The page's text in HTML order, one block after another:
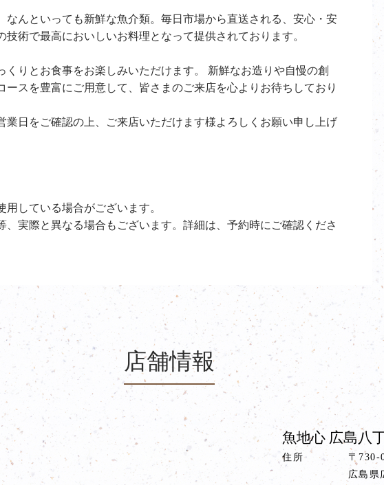
なんといっても新鮮な魚介類。毎日市場から直送される、安心・安
術で最高においしいお料理となって提供されております。
りとお食事をお楽しみいただけます。 新鮮なお造りや自慢の創
スを豊富にご用意して、皆さまのご来店を心よりお待ちしており
日をご確認の上、ご来店いただけます様よろしくお願い申し上げ
している場合がございます。
実際と異なる場合もございます。詳細は、予約時にご確認くださ
店舗情報
魚地心 広島八
住所
〒730-
広島県